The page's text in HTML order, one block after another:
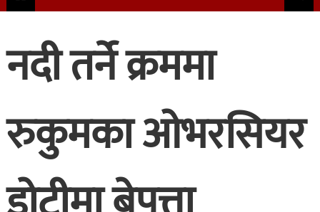
नदी तर्ने क्रममा
रुकुमका ओभरसियर